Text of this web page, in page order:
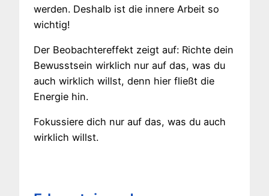
werden. Deshalb ist die innere Arbeit so
wichtig!
Der Beobachtereffekt zeigt auf: Richte dein
Bewusstsein wirklich nur auf das, was du
auch wirklich willst, denn hier fließt die
Energie hin.
Fokussiere dich nur auf das, was du auch
wirklich willst.